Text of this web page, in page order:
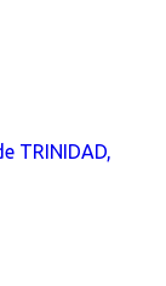
TRINIDAD,